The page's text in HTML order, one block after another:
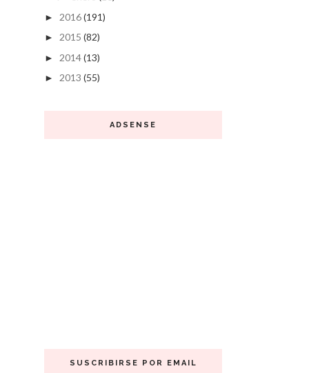
► 2016(191)
► 2015 (82)
► 2014(13)
► 2013 (55)
ADSENSE
SUSCRIBIRSE POR EMAIL